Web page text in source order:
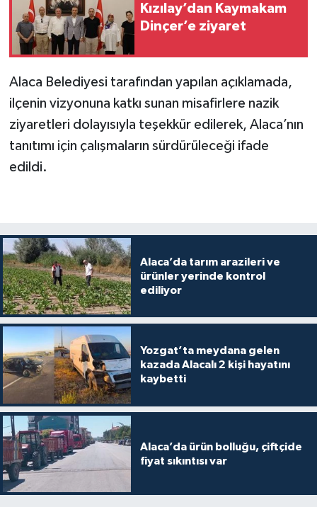
Kızılay’dan Kaymakam
Dinçer’e ziyaret
Alaca Belediyesi tarafından yapılan açıklamada,
ilçenin vizyonuna katkı sunan misafirlere nazik
ziyaretleri dolayısıyla teşekkür edilerek, Alaca’nın
tanıtımı için çalışmaların sürdürüleceği ifade
edildi.
Alaca’da tarım arazileri ve
ürünler yerinde kontrol
ediliyor
Yozgat’ta meydana gelen
kazada Alacalı 2 kişi hayatını
kaybetti
Alaca’da ürün bolluğu, çiftçide
fiyat sıkıntısı var